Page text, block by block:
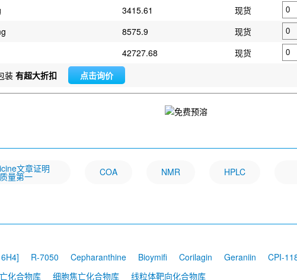
3415.61
现货
8575.9
现货
42727.68
现货
装 有超大折扣 点击询价
文章证明
量第一 COA NMR HPLC
R-7050 Cepharanthine Bioymifi Corilagin Geraniin
CPI-
化合物库 细胞焦亡化合物库 线粒体靶向化合物库